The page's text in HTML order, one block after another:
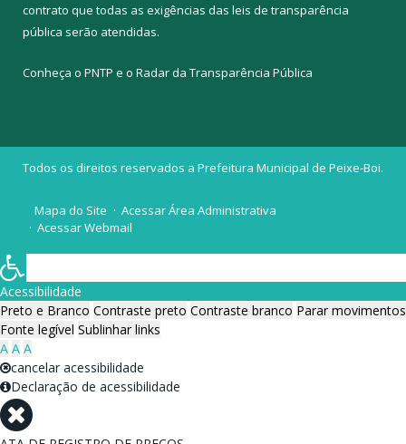
contrato que todas as exigências das leis de transparência
pública serão atendidas.
Conheça o PNTP e o Radar da Transparência Pública
Todos os direitos reservados a Prefeitura Municipal de Peixe-Boi.
Mapa do Site
Acessar Área Administrativa
Acessar Webmail
Acessibilidade
Preto e Branco Contraste preto Contraste branco Parar movimentos
Fonte legível Sublinhar links
A A A
cancelar acessibilidade
Declaração de acessibilidade